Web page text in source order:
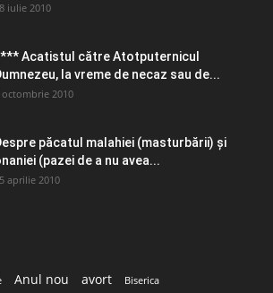
iulie 2010
Acatistul către Atotputernicul
la vreme de necaz sau de...
octombrie 2010
păcatul malahiei (masturbării) şi
(pazei de a nu avea...
aprilie 2010
Anul nou avort Biserica